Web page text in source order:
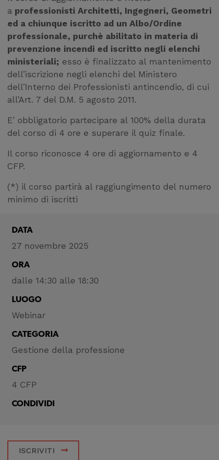
a professionisti Architetti, Ingegneri, Geometri
ed a chiunque iscritto ad un Albo/Ordine
professionale, purchè abilitato in materia di
prevenzione incendi ed iscritto negli elenchi
ministeriali; esso è finalizzato al mantenimento
dell’iscrizione negli elenchi del Ministero
dell’Interno dei Professionisti antincendio, di cui
all’Art. 7 del D.M. 5 agosto 2011.
E’ obbligatorio partecipare al 100% della durata
del corso di 4 ore e superare il quiz finale.
Il corso riconosce 4 ore di aggiornamento e 4
CFP.
(*) il corso partirà al raggiungimento del numero
minimo di iscritti
DATA
27 novembre 2025
ORA
dalle 14:30 alle 18:30
LUOGO
Webinar
CATEGORIA
Gestione della professione
CFP
4 CFP
CONDIVIDI
ISCRIVITI